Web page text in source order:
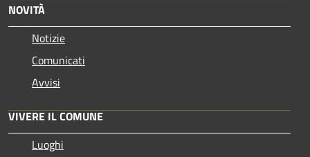
NOVITÀ
Notizie
Comunicati
Avvisi
VIVERE IL COMUNE
Luoghi